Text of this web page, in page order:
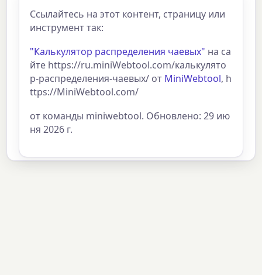
Ссылайтесь на этот контент, страницу или
инструмент так:
"Калькулятор распределения чаевых" на са
йте https://ru.miniWebtool.com/калькулято
р-распределения-чаевых/ от MiniWebtool, h
ttps://MiniWebtool.com/
от команды miniwebtool. Обновлено: 29 ию
ня 2026 г.